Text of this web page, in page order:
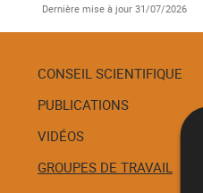
Dernière mise à jour 31/07/2026
Menu
de
navigation
CONSEIL SCIENTIFIQUE
PUBLICATIONS
VIDÉOS
GROUPES DE TRAVAIL